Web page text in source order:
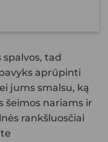
tad
aprūpinti
jums smalsu, ką
šeimos nariams ir
rankšluosčiai